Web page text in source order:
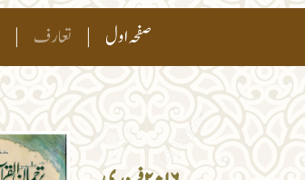
صفحہ اول | تعارف |